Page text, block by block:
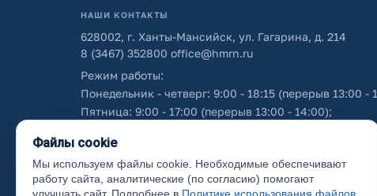
НАШИ КОНТАКТЫ
628002, г. Ханты-Мансийск, ул. Гагарина, д. 214
8 (3467) 352800 office@hmrn.ru
Режим работы:
Понедельник - четверг: 9:00 - 18:15 (перерыв 13:00 -
Пятница: 9:00 - 17:00 (перерыв 13:00 - 14:00);
Об использовании персональных данных
Файлы cookie
Мы используем файлы cookie. Необходимые обеспечивают
работу сайта, аналитические (по согласию) помогают